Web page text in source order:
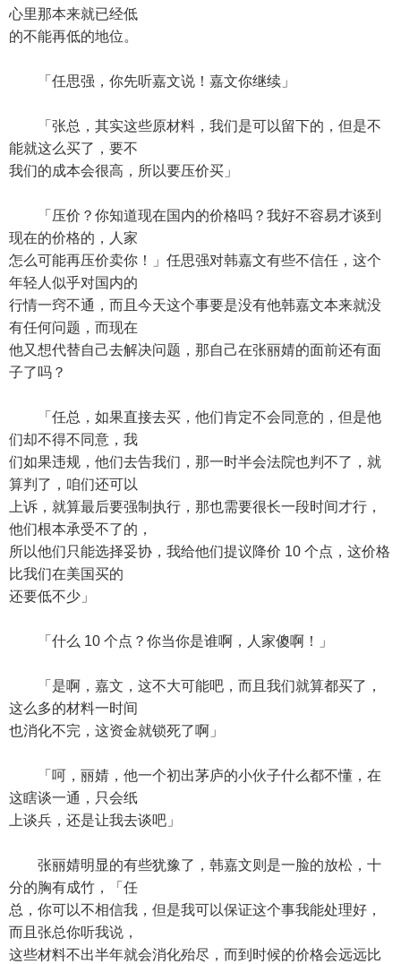
心里那本来就已经低
的不能再低的地位。
「任思强，你先听嘉文说！嘉文你继续」
「张总，其实这些原材料，我们是可以留下的，但是不
能就这么买了，要不
我们的成本会很高，所以要压价买」
「压价？你知道现在国内的价格吗？我好不容易才谈到
现在的价格的，人家
怎么可能再压价卖你！」任思强对韩嘉文有些不信任，这个
年轻人似乎对国内的
行情一窍不通，而且今天这个事要是没有他韩嘉文本来就没
有任何问题，而现在
他又想代替自己去解决问题，那自己在张丽婧的面前还有面
子了吗？
「任总，如果直接去买，他们肯定不会同意的，但是他
们却不得不同意，我
们如果违规，他们去告我们，那一时半会法院也判不了，就
算判了，咱们还可以
上诉，就算最后要强制执行，那也需要很长一段时间才行，
他们根本承受不了的，
所以他们只能选择妥协，我给他们提议降价 10 个点，这价格
比我们在美国买的
还要低不少」
「什么 10 个点？你当你是谁啊，人家傻啊！」
「是啊，嘉文，这不大可能吧，而且我们就算都买了，
这么多的材料一时间
也消化不完，这资金就锁死了啊」
「呵，丽婧，他一个初出茅庐的小伙子什么都不懂，在
这瞎谈一通，只会纸
上谈兵，还是让我去谈吧」
张丽婧明显的有些犹豫了，韩嘉文则是一脸的放松，十
分的胸有成竹，「任
总，你可以不相信我，但是我可以保证这个事我能处理好，
而且张总你听我说，
这些材料不出半年就会消化殆尽，而到时候的价格会远远比